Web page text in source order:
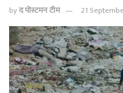
byद पोस्टमन टीम 21